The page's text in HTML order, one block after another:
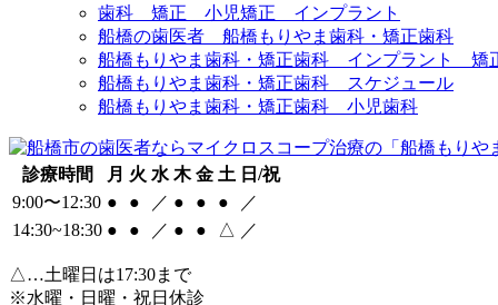
歯科 矯正 小児矯正 インプラント
船橋の歯医者 船橋もりやま歯科・矯正歯科
船橋もりやま歯科・矯正歯科 インプラント 矯
船橋もりやま歯科・矯正歯科 スケジュール
船橋もりやま歯科・矯正歯科 小児歯科
診療時間 月 火 水 木 金 土 日/祝
9:00〜12:30 ● ● ／ ● ● ●
／
14:30~18:30 ● ● ／ ● ● △ ／
△…土曜日は17:30まで
※水曜・日曜・祝日休診